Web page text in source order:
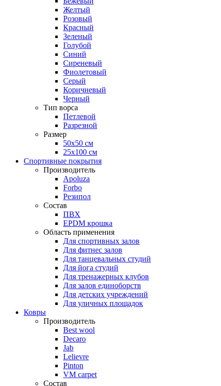
Желтый
Розовый
Красный
Зеленый
Голубой
Синий
Сиреневый
Фиолетовый
Серый
Коричневый
Черный
Тип ворса
Петлевой
Разрезной
Размер
50х50 см
25х100 см
Спортивные покрытия
Производитель
Apoluza
Forbo
Резипол
Состав
ПВХ
EPDM крошка
Область применения
Для спортивных залов
Для фитнес залов
Для танцевальных студий
Для йога студий
Для тренажерных клубов
Для залов единоборств
Для детских учреждений
Для уличных площадок
Ковры
Производитель
Best wool
Decaro
Jab
Lelievre
Pinton
VM carpet
Состав